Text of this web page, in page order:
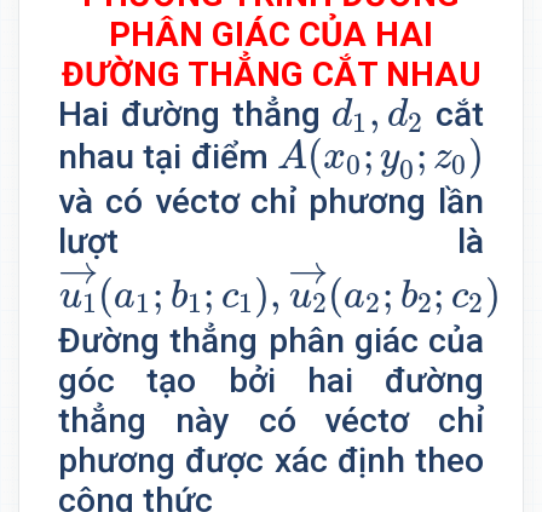
PHÂN GIÁC CỦA HAI
ĐƯỜNG THẲNG CẮT NHAU
Hai đường thẳng d1 , d2
d1 d2cắt
nhau tại điểm A(x0; y0; z0)
A(x0;y0;z0)
và có véctơ chỉ phương lần
lượt là
→
u1 (a1 ; b1; c1), →
u2(a2; b2; c2)
u1→ 1), 2;
Đường thẳng phân giác của
góc tạo bởi hai đường
thẳng này có véctơ chỉ
phương được xác định theo
công thức